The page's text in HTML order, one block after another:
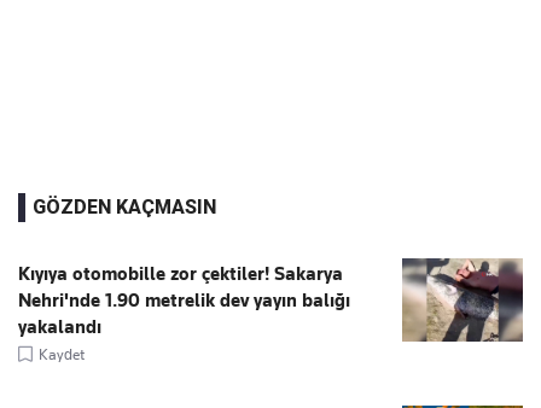
GÖZDEN KAÇMASIN
Kıyıya otomobille zor çektiler! Sakarya
Nehri'nde 1.90 metrelik dev yayın balığı
yakalandı
Kaydet